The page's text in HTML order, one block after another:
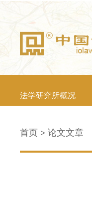
法学研究所概况
首页 > 论文文章